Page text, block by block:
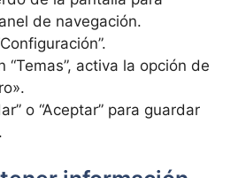
de navegación.
“Temas”, activa la opción de
o “Aceptar” para guardar